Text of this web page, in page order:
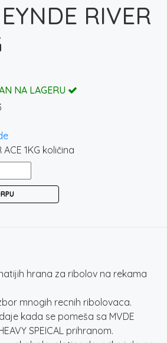
RIVER
NA LAGERU
ACE 1KG količina
hrana za ribolov na rekama
mnogih recnih ribolovaca.
kada se pomeša sa MVDE
SPEICAL prihranom.